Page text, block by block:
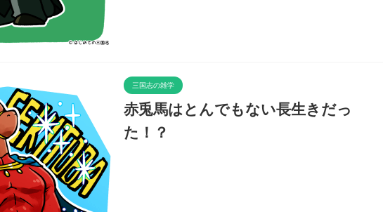
三国志の雑学
赤兎馬はとんでもない長生きだっ
た！？